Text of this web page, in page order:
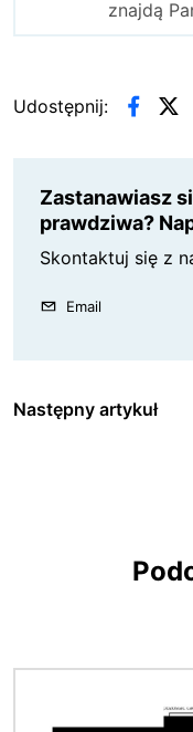
znajdą
Udostępnij:
Zastanawiasz
prawdziwa?
Skontaktuj się z
Email
Następny artykuł